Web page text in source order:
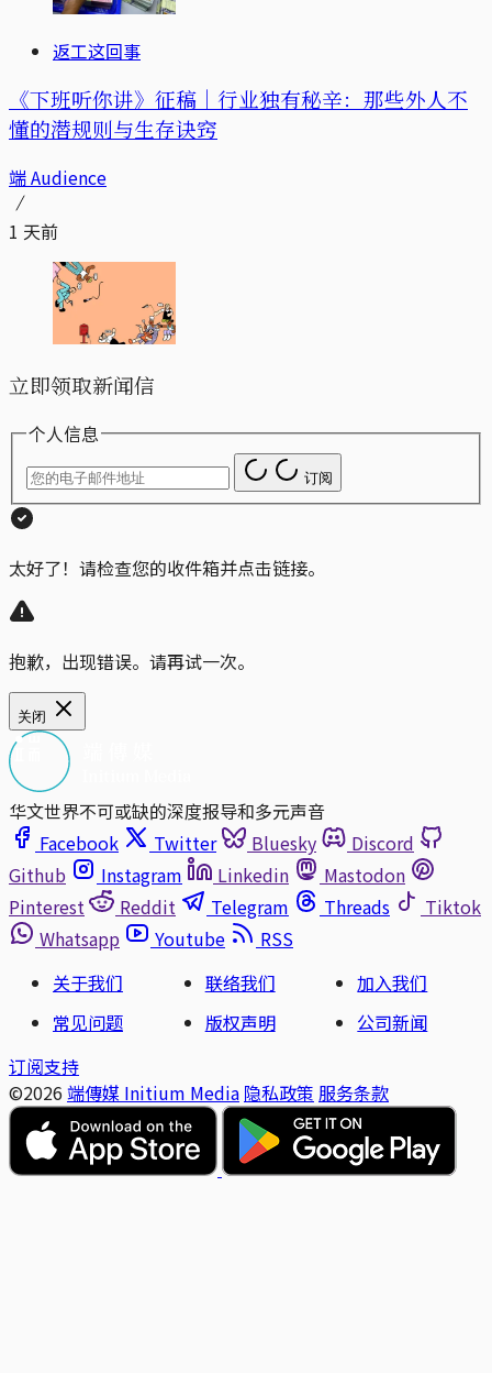
返工这回事
《下班听你讲》征稿｜行业独有秘辛：那些外人不
懂的潜规则与生存诀窍
端 Audience
1 天前
立即领取新闻信
个人信息
订阅
太好了！请检查您的收件箱并点击链接。
抱歉，出现错误。请再试一次。
关闭
华文世界不可或缺的深度报导和多元声音
Facebook
Twitter Bluesky
Discord
Github
Instagram Linkedin
Mastodon
Pinterest
Reddit Telegram Threads
Tiktok
Whatsapp
Youtube
RSS
关于我们
联络我们
加入我们
常见问题
版权声明
公司新闻
订阅支持
©2026 端傳媒 Initium Media 隐私政策 服务条款